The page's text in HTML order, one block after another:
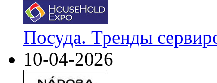
Посуда. Тренды
10-04-2026